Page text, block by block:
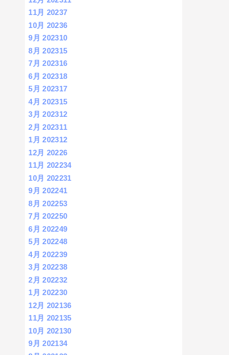
11月 20237
10月 20236
9月 202310
8月 202315
7月 202316
6月 202318
5月 202317
4月 202315
3月 202312
2月 202311
1月 202312
12月 20226
11月 202234
10月 202231
9月 202241
8月 202253
7月 202250
6月 202249
5月 202248
4月 202239
3月 202238
2月 202232
1月 202230
12月 202136
11月 202135
10月 202130
9月 202134